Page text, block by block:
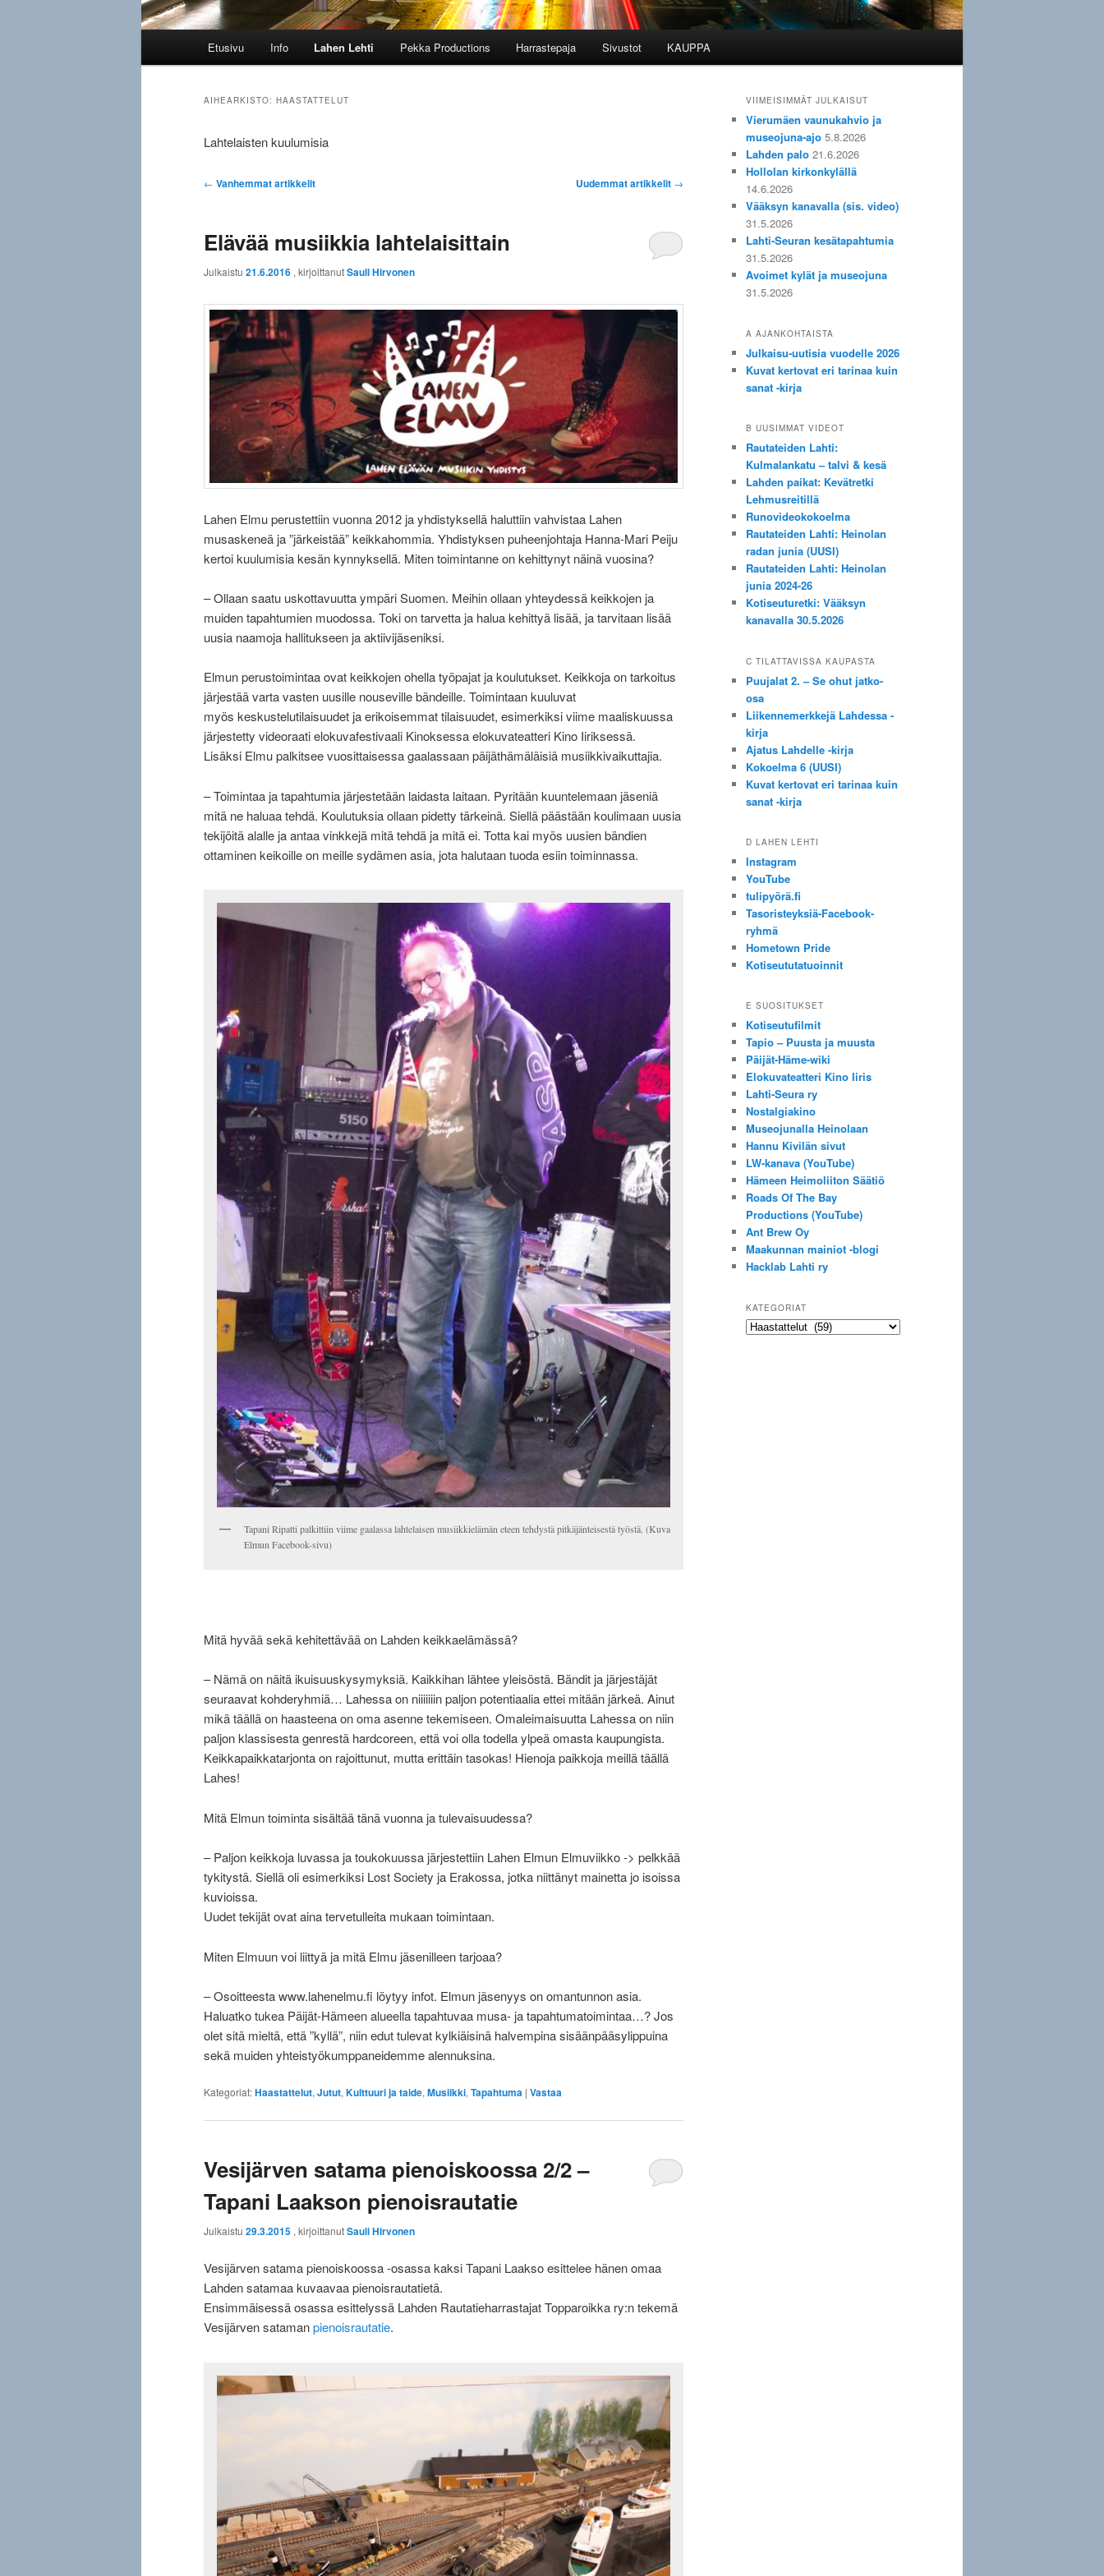
Etusivu Info Lahen Lehti Pekka Productions Harrastepaja Sivustot KAUPPA
AIHEARKISTO: HAASTATTELUT
Lahtelaisten kuulumisia
Artikkelien
← Vanhemmat artikkelit Uudemmat artikkelit →
Elävää musiikkia lahtelaisittain
Julkaistu 21.6.2016 , kirjoittanutSauli Hirvonen
Lahen Elmu perustettiin vuonna 2012 ja yhdistyksellä haluttiin vahvistaa Lahen
musaskeneä ja ”järkeistää” keikkahommia. Yhdistyksen puheenjohtaja Hanna-Mari Peiju
kertoi kuulumisia kesän kynnyksellä. Miten toimintanne on kehittynyt näinä vuosina?
– Ollaan saatu uskottavuutta ympäri Suomen. Meihin ollaan yhteydessä keikkojen ja
muiden tapahtumien muodossa. Toki on tarvetta ja halua kehittyä lisää, ja tarvitaan lisää
uusia naamoja hallitukseen ja aktiivijäseniksi.
Elmun perustoimintaa ovat keikkojen ohella työpajat ja koulutukset. Keikkoja on tarkoitus
järjestää varta vasten uusille nouseville bändeille. Toimintaan kuuluvat
myös keskustelutilaisuudet ja erikoisemmat tilaisuudet, esimerkiksi viime maaliskuussa
järjestetty videoraati elokuvafestivaali Kinoksessa elokuvateatteri Kino Iiriksessä.
Lisäksi Elmu palkitsee vuosittaisessa gaalassaan päijäthämäläisiä musiikkivaikuttajia.
– Toimintaa ja tapahtumia järjestetään laidasta laitaan. Pyritään kuuntelemaan jäseniä
mitä ne haluaa tehdä. Koulutuksia ollaan pidetty tärkeinä. Siellä päästään koulimaan uusia
tekijöitä alalle ja antaa vinkkejä mitä tehdä ja mitä ei. Totta kai myös uusien bändien
ottaminen keikoille on meille sydämen asia, jota halutaan tuoda esiin toiminnassa.
Tapani Ripatti palkittiin viime gaalassa lahtelaisen musiikkielämän eteen tehdystä pitkäjänteisestä työstä. (Kuva
Elmun Facebook-sivu)
Mitä hyvää sekä kehitettävää on Lahden keikkaelämässä?
– Nämä on näitä ikuisuuskysymyksiä. Kaikkihan lähtee yleisöstä. Bändit ja järjestäjät
seuraavat kohderyhmiä… Lahessa on niiiiiiin paljon potentiaalia ettei mitään järkeä. Ainut
mikä täällä on haasteena on oma asenne tekemiseen. Omaleimaisuutta Lahessa on niin
paljon klassisesta genrestä hardcoreen, että voi olla todella ylpeä omasta kaupungista.
Keikkapaikkatarjonta on rajoittunut, mutta erittäin tasokas! Hienoja paikkoja meillä täällä
Lahes!
Mitä Elmun toiminta sisältää tänä vuonna ja tulevaisuudessa?
– Paljon keikkoja luvassa ja toukokuussa järjestettiin Lahen Elmun Elmuviikko -> pelkkää
tykitystä. Siellä oli esimerkiksi Lost Society ja Erakossa, jotka niittänyt mainetta jo isoissa
kuvioissa.
Uudet tekijät ovat aina tervetulleita mukaan toimintaan.
Miten Elmuun voi liittyä ja mitä Elmu jäsenilleen tarjoaa?
– Osoitteesta www.lahenelmu.fi löytyy infot. Elmun jäsenyys on omantunnon asia.
Haluatko tukea Päijät-Hämeen alueella tapahtuvaa musa- ja tapahtumatoimintaa…? Jos
olet sitä mieltä, että ”kyllä”, niin edut tulevat kylkiäisinä halvempina sisäänpääsylippuina
sekä muiden yhteistyökumppaneidemme alennuksina.
Kategoriat:Haastattelut, Jutut, Kulttuuri ja taide, Musiikki, Tapahtuma | Vastaa
Vesijärven satama pienoiskoossa 2/2 –
Tapani Laakson pienoisrautatie
Julkaistu 29.3.2015 , kirjoittanutSauli Hirvonen
Vesijärven satama pienoiskoossa -osassa kaksi Tapani Laakso esittelee hänen omaa
Lahden satamaa kuvaavaa pienoisrautatietä.
Ensimmäisessä osassa esittelyssä Lahden Rautatieharrastajat Topparoikka ry:n tekemä
Vesijärven satamanpienoisrautatie.
VIIMEISIMMÄT JULKAISUT
Vierumäen vaunukahvio ja
museojuna-ajo 5.8.2026
Lahden palo 21.6.2026
Hollolan kirkonkylällä
14.6.2026
Vääksyn kanavalla (sis. video)
31.5.2026
Lahti-Seuran kesätapahtumia
31.5.2026
Avoimet kylät ja museojuna
31.5.2026
A AJANKOHTAISTA
Julkaisu-uutisia vuodelle 2026
Kuvat kertovat eri tarinaa kuin
sanat -kirja
B UUSIMMAT VIDEOT
Rautateiden Lahti:
Kulmalankatu – talvi & kesä
Lahden paikat: Kevätretki
Lehmusreitillä
Runovideokokoelma
Rautateiden Lahti: Heinolan
radan junia (UUSI)
Rautateiden Lahti: Heinolan
junia 2024-26
Kotiseuturetki: Vääksyn
kanavalla 30.5.2026
C TILATTAVISSA KAUPASTA
Puujalat 2. – Se ohut jatko-
osa
Liikennemerkkejä Lahdessa -
kirja
Ajatus Lahdelle -kirja
Kokoelma 6 (UUSI)
Kuvat kertovat eri tarinaa kuin
sanat -kirja
D LAHEN LEHTI
Instagram
YouTube
tulipyörä.fi
Tasoristeyksiä-Facebook-
ryhmä
Hometown Pride
Kotiseututatuoinnit
E SUOSITUKSET
Kotiseutufilmit
Tapio – Puusta ja muusta
Päijät-Häme-wiki
Elokuvateatteri Kino Iiris
Lahti-Seura ry
Nostalgiakino
Museojunalla Heinolaan
Hannu Kivilän sivut
LW-kanava (YouTube)
Hämeen Heimoliiton Säätiö
Roads Of The Bay
Productions (YouTube)
Ant Brew Oy
Maakunnan mainiot -blogi
Hacklab Lahti ry
KATEGORIAT
Kategoriat